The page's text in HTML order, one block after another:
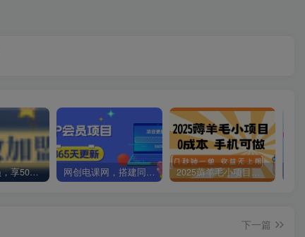
加入VIP会员，享50%的推广提成，免费学习多种网上创业课程，菜鸟秒变大神！ 网创电课网，搭建同款知识付费资源网站，实现长期稳定被动收入~ 2025薅羊毛小项目，0成本 手机可做，几秒钟一单，收益无上限
下一篇